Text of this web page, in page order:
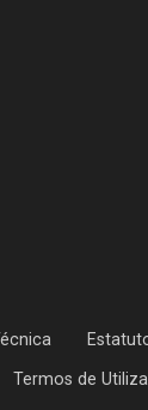
Termos de